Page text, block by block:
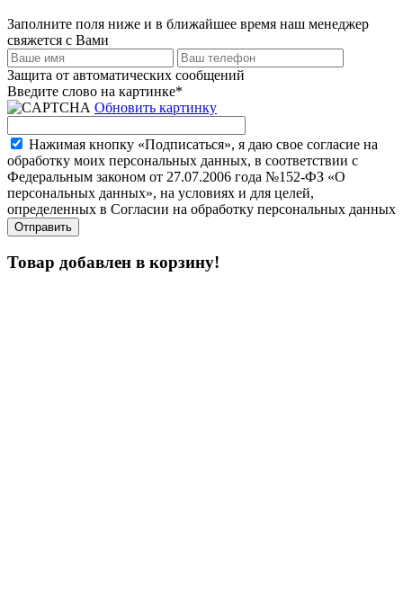
Заполните поля ниже и в ближайшее время наш менеджер
свяжется с Вами
Защита от автоматических сообщений
Введите слово на картинке*
Обновить картинку
Нажимая кнопку «Подписаться», я даю свое согласие на
обработку моих персональных данных, в соответствии с
Федеральным законом от 27.07.2006 года №152-ФЗ «О
персональных данных», на условиях и для целей,
определенных в Согласии на обработку персональных данных
Товар добавлен в корзину!